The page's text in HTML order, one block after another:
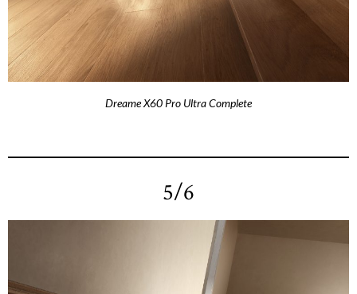
Dreame X60 Pro Ultra Complete
5/6